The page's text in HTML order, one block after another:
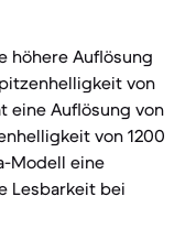
höhere Auflösung
von
eine Auflösung von
von 1200
Modell eine
Lesbarkeit bei